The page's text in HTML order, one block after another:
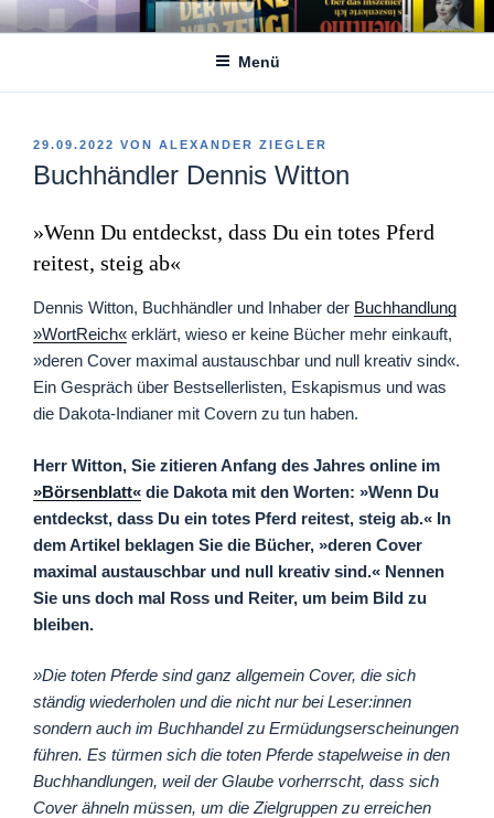
Zum
InhaltDER BUCHCOVERBLOG
Menü
VERÖFFENTLICHT
AM
29.09.2022 VON ALEXANDER ZIEGLER
Buchhändler Dennis Witton
»Wenn Du entdeckst, dass Du ein totes Pferd
reitest, steig ab«
Dennis Witton, Buchhändler und Inhaber der Buchhandlung
»WortReich« erklärt, wieso er keine Bücher mehr einkauft,
»deren Cover maximal austauschbar und null kreativ sind«.
Ein Gespräch über Bestsellerlisten, Eskapismus und was
die Dakota-Indianer mit Covern zu tun haben.
Herr Witton, Sie zitieren Anfang des Jahres online im
»Börsenblatt« die Dakota mit den Worten: »Wenn Du
entdeckst, dass Du ein totes Pferd reitest, steig ab.« In
dem Artikel beklagen Sie die Bücher, »deren Cover
maximal austauschbar und null kreativ sind.« Nennen
Sie uns doch mal Ross und Reiter, um beim Bild zu
bleiben.
»Die toten Pferde sind ganz allgemein Cover, die sich
ständig wiederholen und die nicht nur bei Leser:innen
sondern auch im Buchhandel zu Ermüdungserscheinungen
führen. Es türmen sich die toten Pferde stapelweise in den
Buchhandlungen, weil der Glaube vorherrscht, dass sich
Cover ähneln müssen, um die Zielgruppen zu erreichen